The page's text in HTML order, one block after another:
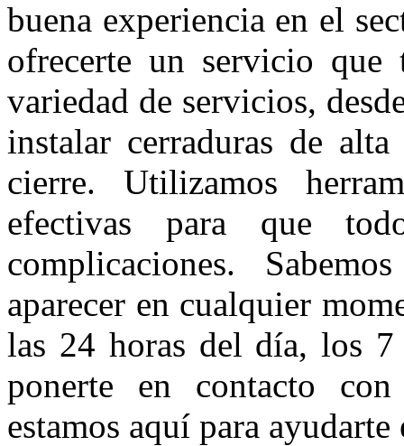
buena experiencia en el
ofrecerte un servicio que
variedad de servicios,
instalar cerraduras de
cierre. Utilizamos
efectivas para que
complicaciones.
aparecer en cualquier
las 24 horas del día, los 7
ponerte en contacto
estamos aquí para